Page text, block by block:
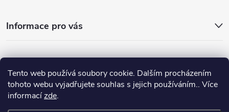
Tento web používá soubory cookie. Dalším procházením
tohoto webu vyjadřujete souhlas s jejich používáním.. Více
informacízde.
Informace pro vás
Nejhledanější
Důležité odkazy